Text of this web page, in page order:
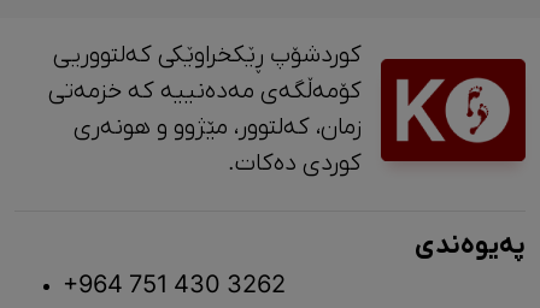
کوردشۆپ ڕێکخراوێکی کەلتووریی
کۆمەڵگەی مەدەنییە کە خزمەتی
زمان، کەلتوور، مێژوو و ‎هونەری
کوردی دەکات.
پەیوەندی
+964 751 430 3262